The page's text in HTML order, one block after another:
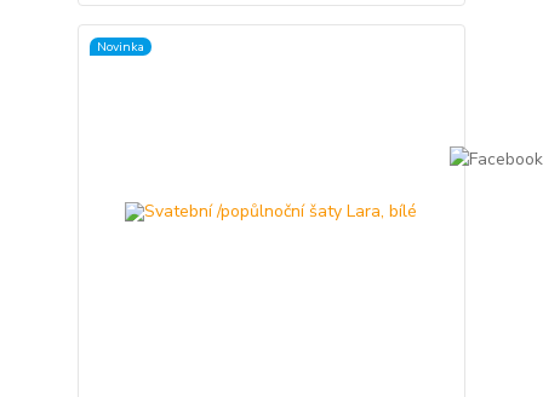
Novinka